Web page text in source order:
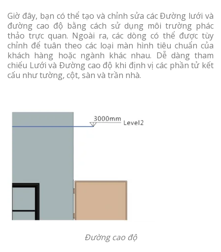
Giờ đây, bạn có thể tạo và chỉnh sửa các Đường lưới và
đường cao độ bằng cách sử dụng môi trường phác
thảo trực quan. Ngoài ra, các dòng có thể được tùy
chỉnh để tuân theo các loại màn hình tiêu chuẩn của
khách hàng hoặc ngành khác nhau. Dễ dàng tham
chiếu Lưới và Đường cao độ khi định vị các phần tử kết
cấu như tường, cột, sàn và trần nhà.
Đường cao độ